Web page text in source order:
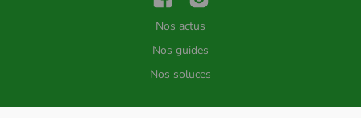
Nos actus
Nos guides
Nos soluces